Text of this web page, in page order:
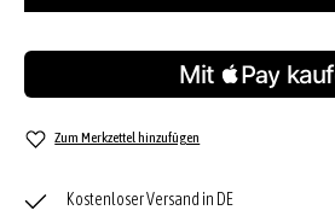
Zum Merkzettel hinzufügen
Kostenloser Versand in DE